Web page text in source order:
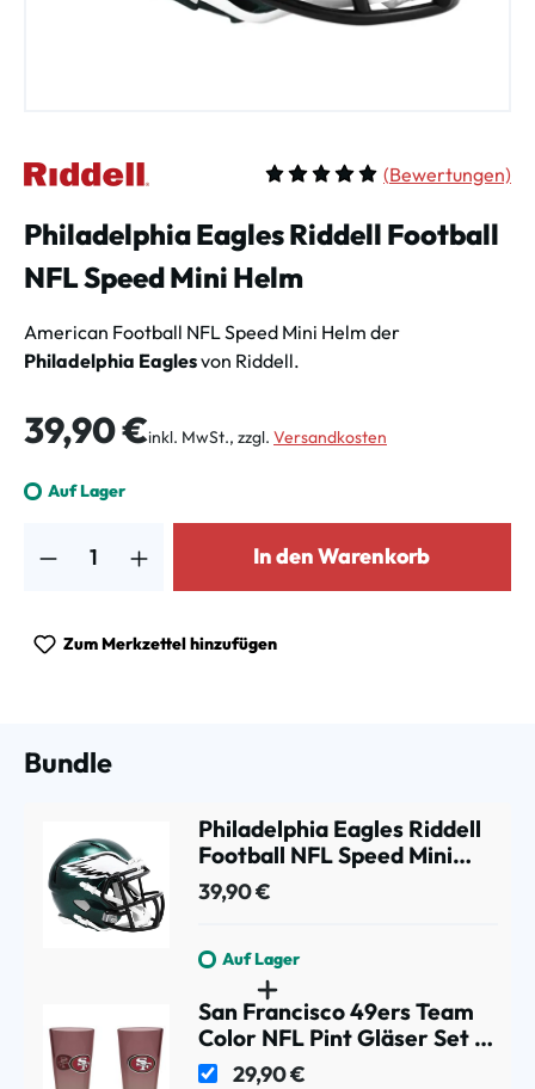
(Bewertungen)
Philadelphia Eagles Riddell Football
NFL Speed Mini Helm
American Football NFL Speed Mini Helm der
Philadelphia Eaglesvon Riddell.
Regulärer Preis:
39,90 €inkl. MwSt., zzgl. Versandkosten
Auf Lager
In den Warenkorb
Zum Merkzettel hinzufügen
Bundle
Philadelphia Eagles Riddell
Football NFL Speed Mini
Helm
39,90 €
Auf Lager
San Francisco 49ers Team
Color NFL Pint Gläser Set (2
Stk.)29,90 €